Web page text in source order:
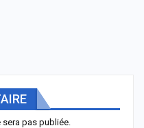
pas publiée.